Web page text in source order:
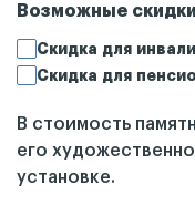
Возможные скидки
Скидка для
Скидка для
В стоимость
его
установке.